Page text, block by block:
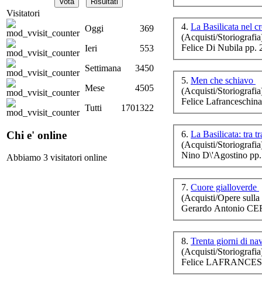
in
Visitatori
Oggi
369
Ieri
553
Settimana
3450
Mese
4505
Tutti
1701322
Chi e' online
Abbiamo 3 visitatori online
4. La Basilicata nel
(Acquisti/
Felice Di Nubila pp.
5. Men che schiavo
(Acquisti/
Felice
6. La Basilicata: tra
(Acquisti/
Nino D\'Agostino
7. Cuore gialloverde
(Acquisti/Opere sulla
Gerardo Antonio
8. Trenta giorni di
(Acquisti/
Felice